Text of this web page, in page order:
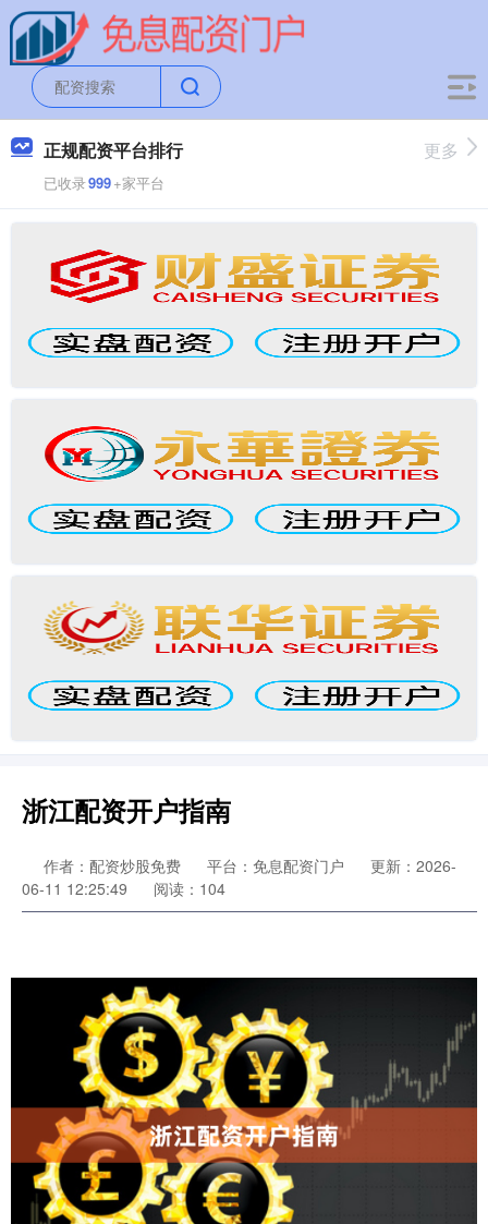
正规配资平台排行
已收录999+家平台
更多
浙江配资开户指南
作者：配资炒股免费 平台：免息配资门户
更新：2026-
06-11 12:25:49
阅读：104